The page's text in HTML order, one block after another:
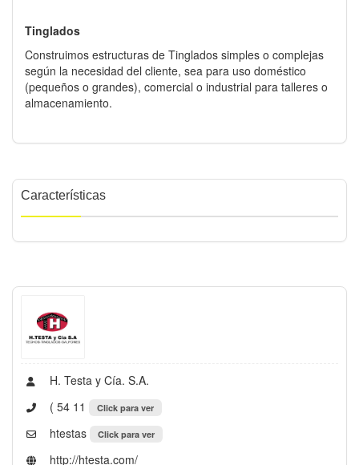
Tinglados
Construimos estructuras de Tinglados simples o complejas
según la necesidad del cliente, sea para uso doméstico
(pequeños o grandes), comercial o industrial para talleres o
almacenamiento.
Características
H. Testa y Cía. S.A.
( 54 11
Click para ver
htestas Click para ver
http://htesta.com/